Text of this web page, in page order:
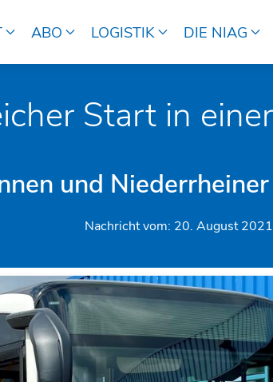
ABO LOGISTIK DIE NIAG
Start in
und
Nachricht vom: 20. August 2021